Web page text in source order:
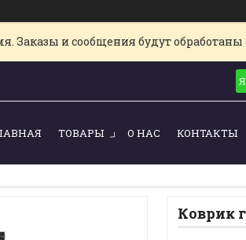
Заказы и сообщения будут
ТОВАРЫ О НАС КОНТАКТЫ
Коврик